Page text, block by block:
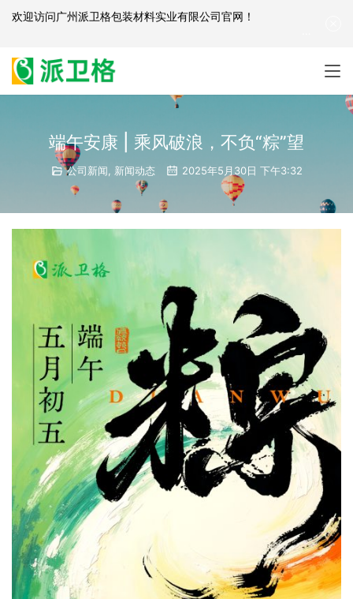
端午安康 | 乘风破浪，不负“粽”望
公司新闻 新闻动态 2025年5月30日 下午3:32
欢迎访问广州派卫格包装材料实业有限公司官网 ！